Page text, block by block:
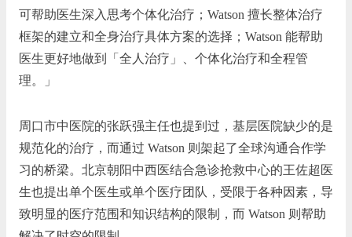
可帮助医生深入思考个体化治疗；Watson 擅长整体治疗
框架的建立和全身治疗具体方案的选择；Watson 能帮助
医生更好地做到「全人治疗」、个体化治疗和全程管
理。」
周口市中医院的张跃强主任也提到过，基层医院缺少的是
规范化的治疗，而通过 Watson 则架起了全球沟通合作学
习的桥梁。北京朝阳中西医结合急诊抢救中心的王佐超医
生也提出单个医生或单个医疗团队，受限于各种因素，导
致明显的医疗范围和知识结构的限制，而 Watson 则帮助